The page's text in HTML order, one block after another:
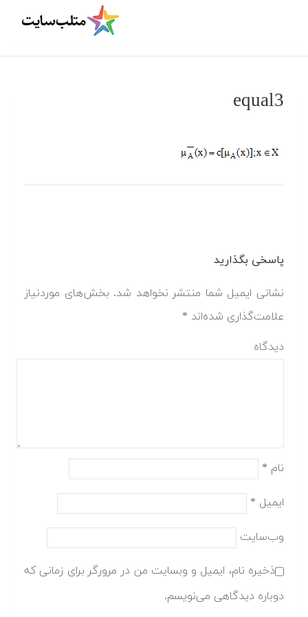
equal3
پاسخی بگذارید
نشانی ایمیل شما منتشر نخواهد شد. بخش‌های موردنیاز
علامت‌گذاری شده‌اند *
دیدگاه
نام *
ایمیل *
وب‌سایت
ذخیره نام، ایمیل و وبسایت من در مرورگر برای زمانی که
دوباره دیدگاهی می‌نویسم.